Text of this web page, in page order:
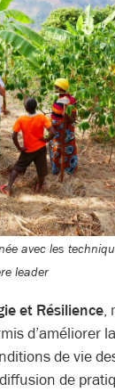
avec les
leader
et Résilience
d’améliorer la
de vie
de